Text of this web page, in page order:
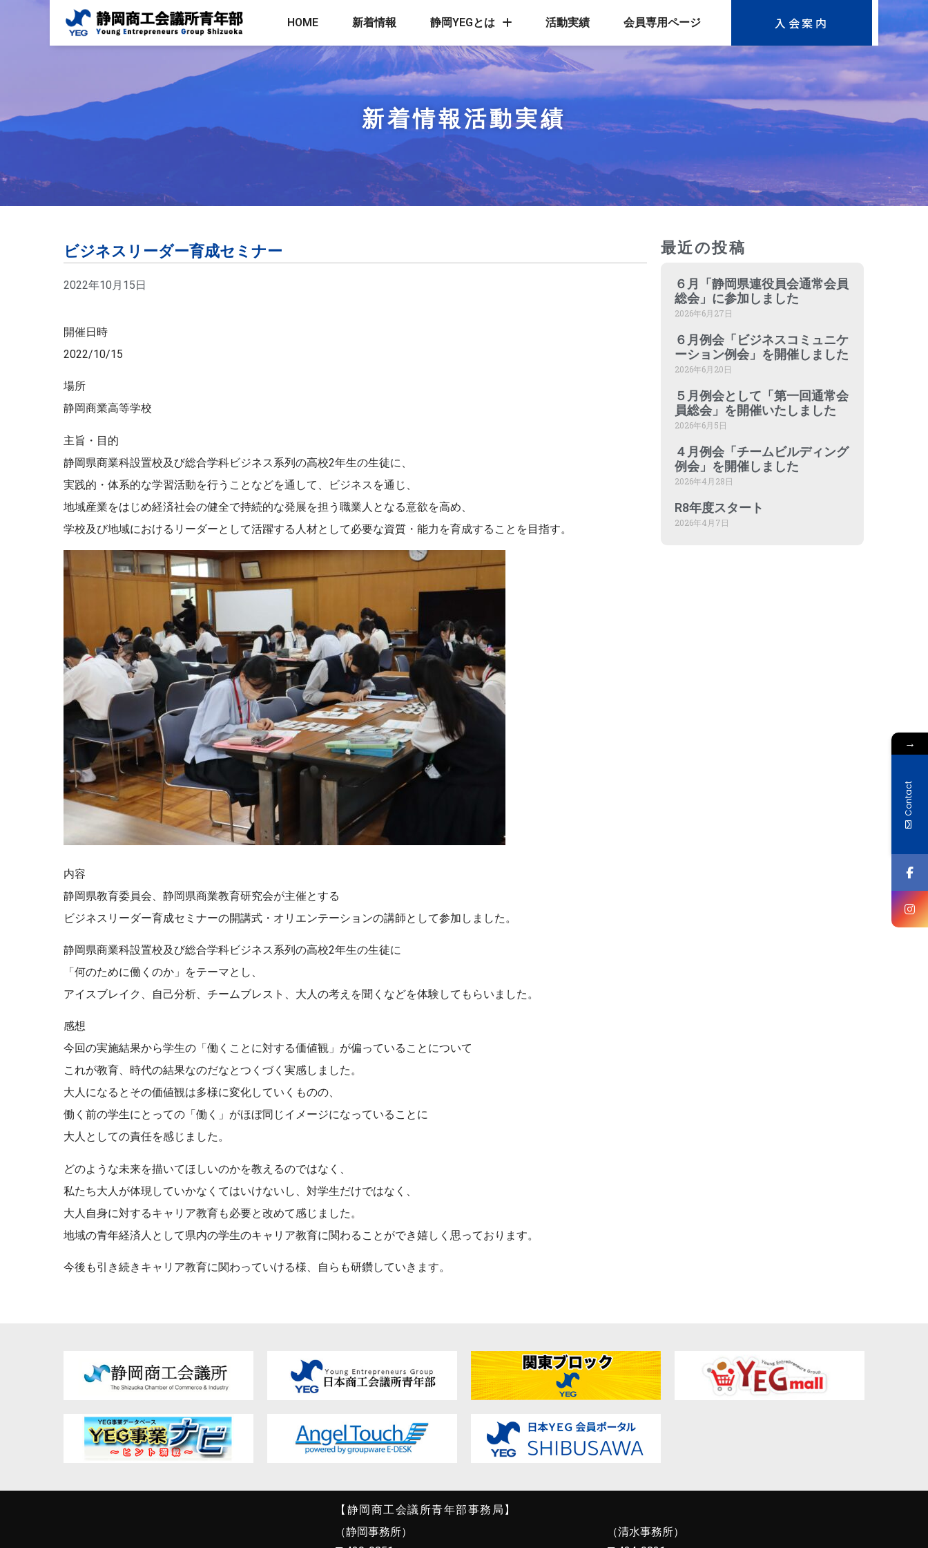
HOME 新着情報 静岡YEGとは 活動実績 会員専用ページ 入会案内
新着情報活動実績
ビジネスリーダー育成セミナー
2022年10月15日
開催日時
2022/10/15
場所
静岡商業高等学校
主旨・目的
静岡県商業科設置校及び総合学科ビジネス系列の高校2年生の生徒に、
実践的・体系的な学習活動を行うことなどを通して、ビジネスを通じ、
地域産業をはじめ経済社会の健全で持続的な発展を担う職業人となる意欲を高め、
学校及び地域におけるリーダーとして活躍する人材として必要な資質・能力を育成することを目指す。
内容
静岡県教育委員会、静岡県商業教育研究会が主催とする
ビジネスリーダー育成セミナーの開講式・オリエンテーションの講師として参加しました。
静岡県商業科設置校及び総合学科ビジネス系列の高校2年生の生徒に
「何のために働くのか」をテーマとし、
アイスブレイク、自己分析、チームブレスト、大人の考えを聞くなどを体験してもらいました。
感想
今回の実施結果から学生の「働くことに対する価値観」が偏っていることについて
これが教育、時代の結果なのだなとつくづく実感しました。
大人になるとその価値観は多様に変化していくものの、
働く前の学生にとっての「働く」がほぼ同じイメージになっていることに
大人としての責任を感じました。
どのような未来を描いてほしいのかを教えるのではなく、
私たち大人が体現していかなくてはいけないし、対学生だけではなく、
大人自身に対するキャリア教育も必要と改めて感じました。
地域の青年経済人として県内の学生のキャリア教育に関わることができ嬉しく思っております。
今後も引き続きキャリア教育に関わっていける様、自らも研鑽していきます。
最近の投稿
６月「静岡県連役員会通常会員
総会」に参加しました
2026年6月27日
６月例会「ビジネスコミュニケ
ーション例会」を開催しました
2026年6月20日
５月例会として「第一回通常会
員総会」を開催いたしました
2026年6月5日
４月例会「チームビルディング
例会」を開催しました
2026年4月28日
R8年度スタート
2026年4月7日
【静岡商工会議所青年部事務局】
（静岡事務所）
（清水事務所）
→
Contact